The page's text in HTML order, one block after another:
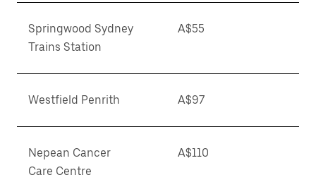
Springwood Sydney
Trains Station
A$55
Westfield Penrith A$97
Nepean Cancer
Care Centre
A$110